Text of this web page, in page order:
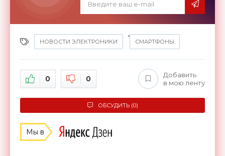
НОВОСТИ ЭЛЕКТРОНИКИ
,
СМАРТФОНЫ
0 0
Добавить
в мою ленту
ОБСУДИТЬ (0)
Мы в